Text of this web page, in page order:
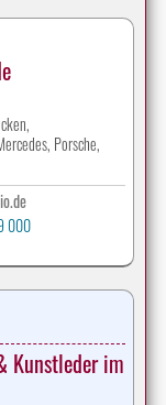
Porsche,
000
Kunstleder im